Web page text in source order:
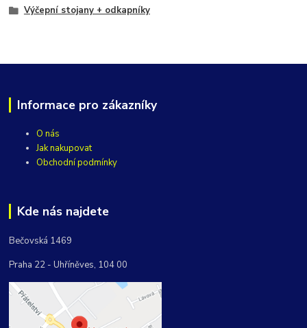
Výčepní stojany + odkapníky
Informace pro zákazníky
O nás
Jak nakupovat
Obchodní podmínky
Kde nás najdete
Bečovská 1469
Praha 22 - Uhříněves, 104 00